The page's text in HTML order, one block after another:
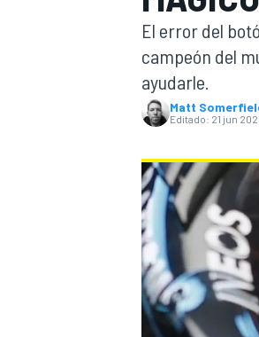
WEC
El error del
campeón del
ayudarle.
Matt
Editado: 21 jun